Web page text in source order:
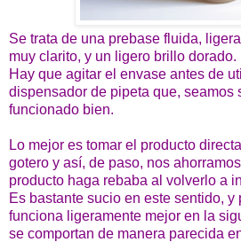
Se trata de una prebase fluida,
muy clarito, y un ligero brillo dorado.
Hay que agitar el envase antes de
dispensador de pipeta que, seamos
funcionado bien.
Lo mejor es tomar el producto
gotero y así, de paso, nos
producto haga rebaba al volverlo a
Es bastante sucio en este sentido, y
funciona ligeramente mejor en la
se comportan de manera parecida